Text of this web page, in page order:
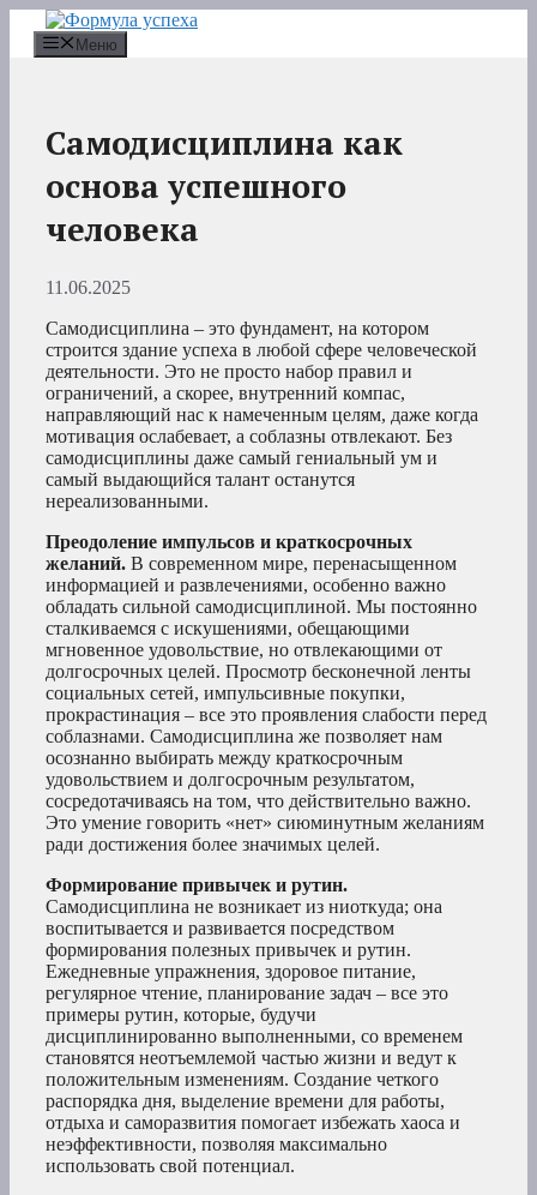
Перейти
содержимому
Меню
Самодисциплина как
основа успешного
человека
11.06.2025
Самодисциплина – это фундамент, на котором
строится здание успеха в любой сфере человеческой
деятельности. Это не просто набор правил и
ограничений, а скорее, внутренний компас,
направляющий нас к намеченным целям, даже когда
мотивация ослабевает, а соблазны отвлекают. Без
самодисциплины даже самый гениальный ум и
самый выдающийся талант останутся
нереализованными.
Преодоление импульсов и краткосрочных
желаний. В современном мире, перенасыщенном
информацией и развлечениями, особенно важно
обладать сильной самодисциплиной. Мы постоянно
сталкиваемся с искушениями, обещающими
мгновенное удовольствие, но отвлекающими от
долгосрочных целей. Просмотр бесконечной ленты
социальных сетей, импульсивные покупки,
прокрастинация – все это проявления слабости перед
соблазнами. Самодисциплина же позволяет нам
осознанно выбирать между краткосрочным
удовольствием и долгосрочным результатом,
сосредотачиваясь на том, что действительно важно.
Это умение говорить «нет» сиюминутным желаниям
ради достижения более значимых целей.
Формирование привычек и рутин.
Самодисциплина не возникает из ниоткуда; она
воспитывается и развивается посредством
формирования полезных привычек и рутин.
Ежедневные упражнения, здоровое питание,
регулярное чтение, планирование задач – все это
примеры рутин, которые, будучи
дисциплинированно выполненными, со временем
становятся неотъемлемой частью жизни и ведут к
положительным изменениям. Создание четкого
распорядка дня, выделение времени для работы,
отдыха и саморазвития помогает избежать хаоса и
неэффективности, позволяя максимально
использовать свой потенциал.